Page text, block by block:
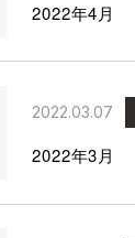
2022年4月
2022.03.07
2022年3月